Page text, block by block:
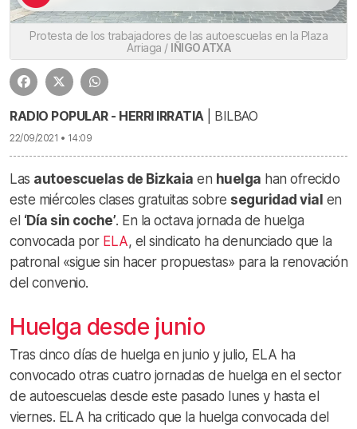
Protesta de los trabajadores de las autoescuelas en la Plaza
Arriaga / IÑIGO ATXA
RADIO POPULAR - HERRI IRRATIA| BILBAO
22/09/2021 • 14:09
Las autoescuelas de Bizkaia en huelga han ofrecido
este miércoles clases gratuitas sobre seguridad vial en
el ‘Día sin coche’. En la octava jornada de huelga
convocada por ELA, el sindicato ha denunciado que la
patronal «sigue sin hacer propuestas» para la renovación
del convenio.
Huelga desde junio
Tras cinco días de huelga en junio y julio, ELA ha
convocado otras cuatro jornadas de huelga en el sector
de autoescuelas desde este pasado lunes y hasta el
viernes. ELA ha criticado que la huelga convocada del